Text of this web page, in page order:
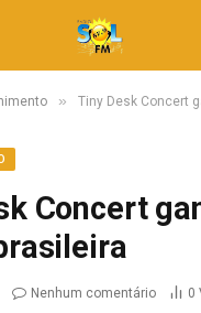
» Tiny Desk Concert
Concert
Nenhum comentário 0